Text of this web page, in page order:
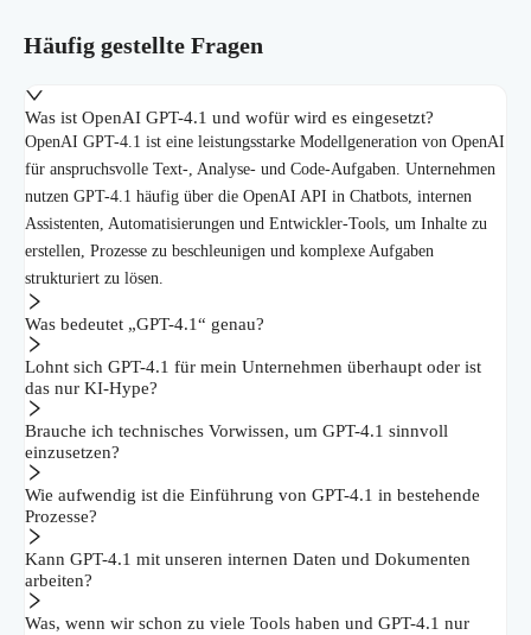
Häufig gestellte Fragen
Was ist OpenAI GPT-4.1 und wofür wird es eingesetzt?
OpenAI GPT-4.1 ist eine leistungsstarke Modellgeneration von OpenAI
für anspruchsvolle Text-, Analyse- und Code-Aufgaben. Unternehmen
nutzen GPT-4.1 häufig über die OpenAI API in Chatbots, internen
Assistenten, Automatisierungen und Entwickler-Tools, um Inhalte zu
erstellen, Prozesse zu beschleunigen und komplexe Aufgaben
strukturiert zu lösen.
Was bedeutet „GPT-4.1“ genau?
Lohnt sich GPT-4.1 für mein Unternehmen überhaupt oder ist
das nur KI-Hype?
Brauche ich technisches Vorwissen, um GPT-4.1 sinnvoll
einzusetzen?
Wie aufwendig ist die Einführung von GPT-4.1 in bestehende
Prozesse?
Kann GPT-4.1 mit unseren internen Daten und Dokumenten
arbeiten?
Was, wenn wir schon zu viele Tools haben und GPT-4.1 nur